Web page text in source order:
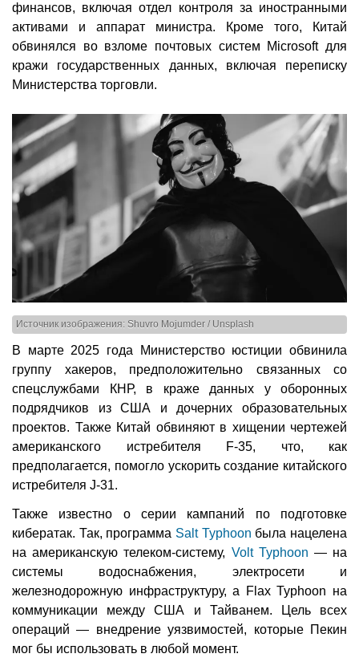
финансов, включая отдел контроля за иностранными
активами и аппарат министра. Кроме того, Китай
обвинялся во взломе почтовых систем Microsoft для
кражи государственных данных, включая переписку
Министерства торговли.
Источник изображения: Shuvro Mojumder / Unsplash
В марте 2025 года Министерство юстиции обвинила
группу хакеров, предположительно связанных со
спецслужбами КНР, в краже данных у оборонных
подрядчиков из США и дочерних образовательных
проектов. Также Китай обвиняют в хищении чертежей
американского истребителя F-35, что, как
предполагается, помогло ускорить создание китайского
истребителя J-31.
Также известно о серии кампаний по подготовке
кибератак. Так, программа Salt Typhoon была нацелена
на американскую телеком-систему, Volt Typhoon — на
системы водоснабжения, электросети и
железнодорожную инфраструктуру, а Flax Typhoon на
коммуникации между США и Тайванем. Цель всех
операций — внедрение уязвимостей, которые Пекин
мог бы использовать в любой момент.